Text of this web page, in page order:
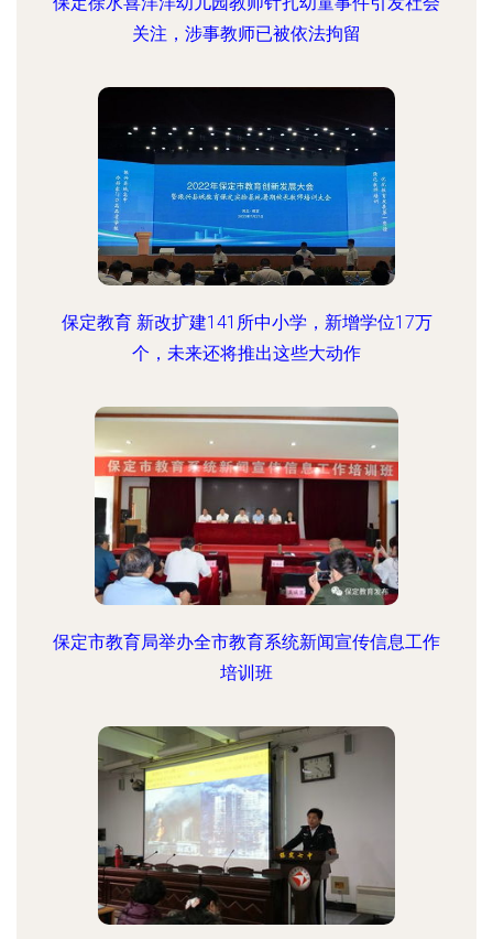
关注，涉事教师已被依法拘留
保定教育 新改扩建141所中小学，新增学位17万
个，未来还将推出这些大动作
保定市教育局举办全市教育系统新闻宣传信息工作
培训班